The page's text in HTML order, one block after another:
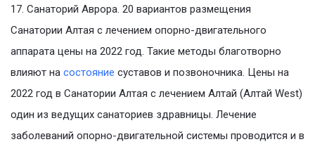
17. Санаторий Аврора. 20 вариантов размещения
Санатории Алтая с лечением опорно-двигательного
аппарата цены на 2022 год. Такие методы благотворно
влияют на состояние суставов и позвоночника. Цены на
2022 год в Санатории Алтая с лечением Алтай (Алтай West)
один из ведущих санаториев здравницы. Лечение
заболеваний опорно-двигательной системы проводится и в